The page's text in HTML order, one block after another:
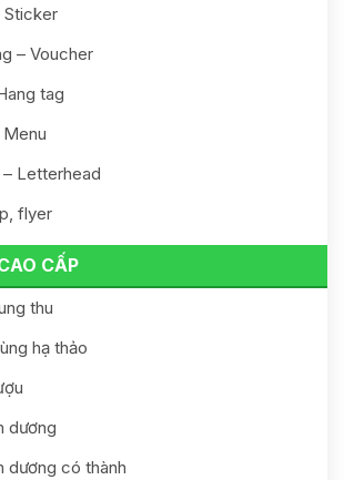
Sticker
– Voucher
tag
Letterhead
flyer
CẤP
thu
hạ thảo
dương
dương có thành